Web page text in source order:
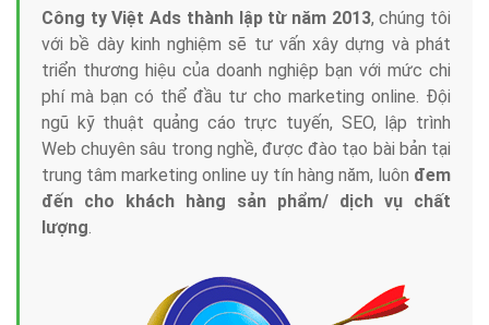
Công ty Việt Ads thành lập từ năm 2013, chúng tôi
với bề dày kinh nghiệm sẽ tư vấn xây dựng và phát
triển thương hiệu của doanh nghiệp bạn với mức chi
phí mà bạn có thể đầu tư cho marketing online. Đội
ngũ kỹ thuật quảng cáo trực tuyến, SEO, lập trình
Web chuyên sâu trong nghề, được đào tạo bài bản tại
trung tâm marketing online uy tín hàng năm, luôn đem
đến cho khách hàng sản phẩm/ dịch vụ chất
lượng.